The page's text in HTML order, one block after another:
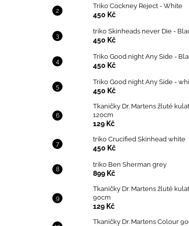
Triko Cockney Reject - White
450 Kč
triko Skinheads never Die -
450 Kč
Triko Good night Any Side -
450 Kč
Triko Good night Any Side -
450 Kč
Tkaničky Dr. Martens žluté
120cm
129 Kč
triko Crucified Skinhead white
450 Kč
triko Ben Sherman grey
899 Kč
Tkaničky Dr. Martens žluté
90cm
129 Kč
Tkaničky Dr. Martens Colour